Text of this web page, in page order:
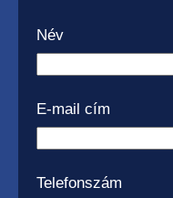
Név
E-mail cím
Telefonszám